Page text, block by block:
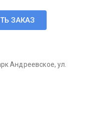
ЗАКАЗ
Андреевское, ул.